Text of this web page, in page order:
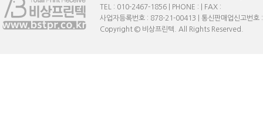
TEL : 010-2467-1856 | PHONE : | FAX :
사업자등록번호 : 878-21-00413 | 통신판매업신고번
Copyright © 비상프린텍. All Rights Reserved.